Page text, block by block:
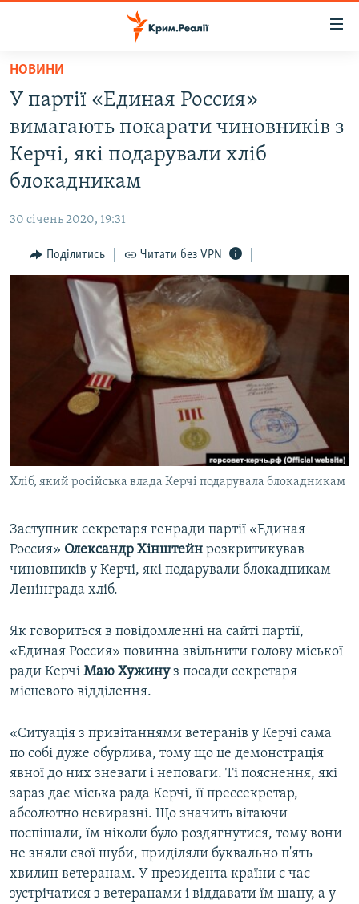
Перейти
основного
матеріалу
Перейти
до
основної
Перейти
пошуку
ВОДА.КРИМ
ВІДЕО ТА ФОТО
ПОЛІТИКА
ІНТЕРВ'Ю
ВСЕ ЗА ДЕНЬ
СПЕЦПРОЕКТИ
ДЕПОРТАЦІЯ
ВІДЕОУРОКИ «ELIFBE»
СВІДЧЕННЯ ОКУПАЦІЇ
УКРАЇНСЬКА ПРОБЛЕМА КРИМУ
ЯК ОБІЙТИ БЛОКУВАННЯ
Qırımtatar
Усі сайти RFE/RL
НОВИНИ
У партії «Единая Россия»
вимагають покарати чиновників з
Керчі, які подарували хліб
блокадникам
30 січень 2020, 19:31
Поділитись Читати без VPN
Хліб, який російська влада Керчі подарувала блокадникам
Заступник секретаря генради партії «Единая
Россия» Олександр Хінштейн розкритикував
чиновників у Керчі, які подарували блокадникам
Ленінграда хліб.
Як говориться в повідомленні на сайті партії,
«Единая Россия» повинна звільнити голову міської
ради Керчі Маю Хужинуз посади секретаря
місцевого відділення.
«Ситуація з привітаннями ветеранів у Керчі сама
по собі дуже обурлива, тому що це демонстрація
явної до них зневаги і неповаги. Ті пояснення, які
зараз дає міська рада Керчі, її прессекретар,
абсолютно невиразні. Що значить вітаючи
поспішали, їм ніколи було роздягнутися, тому вони
не зняли свої шуби, приділяли буквально п'ять
хвилин ветеранам. У президента країни є час
зустрічатися з ветеранами і віддавати їм шану, а у